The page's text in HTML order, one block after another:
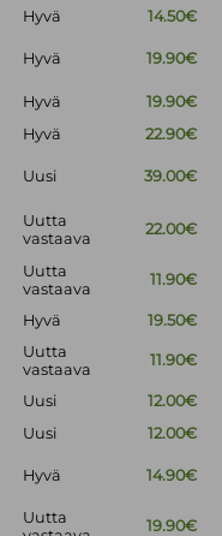
Hyvä
14.50€
Hyvä 19.90€
Hyvä
19.90€
Hyvä
22.90€
Uusi 39.00€
Uutta
vastaava
22.00€
Uutta
vastaava
11.90€
Hyvä 19.50€
Uutta
vastaava
11.90€
Uusi
12.00€
Uusi
12.00€
Hyvä 14.90€
Uutta
19.90€